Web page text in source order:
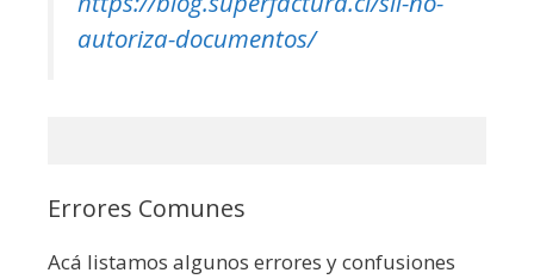
autoriza-documentos/
Errores Comunes
Acá listamos algunos errores y confusiones